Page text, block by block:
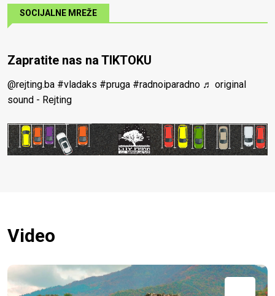
SOCIJALNE MREŽE
Zapratite nas na TIKTOKU
@rejting.ba #vladaks #pruga #radnoiparadno ♬ original
sound - Rejting
Video